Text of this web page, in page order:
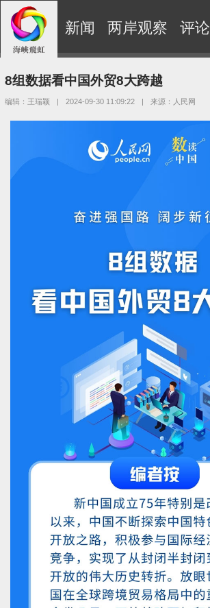
新闻 两岸观察 评论
8组数据看中国外贸8大跨越
编辑：王瑞颖 | 2024-09-30 11:09:22 | 来源：人民网